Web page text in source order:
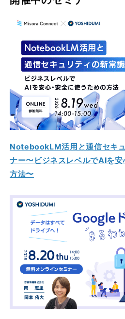
NotebookLM活用と通信セキ
ナー〜ビジネスレベルでAIを
方法〜